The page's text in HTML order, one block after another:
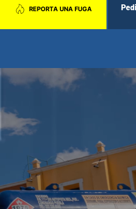
REPORTA UNA FUGA